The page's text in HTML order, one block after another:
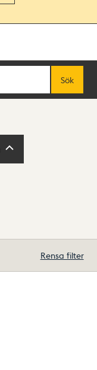
Sök
Rensa filter